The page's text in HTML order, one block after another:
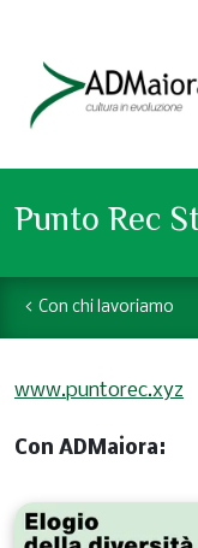
Punto Rec
Con chi lavoriamo
www.puntorec.xyz
Con ADMaiora: